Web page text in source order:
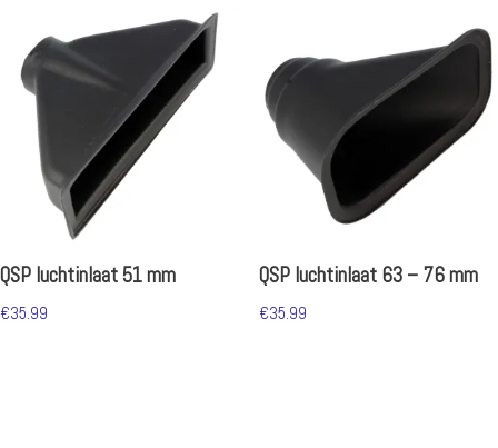
QSP luchtinlaat 51 mm
€35.99
QSP luchtinlaat 63 – 76 mm
€35.99